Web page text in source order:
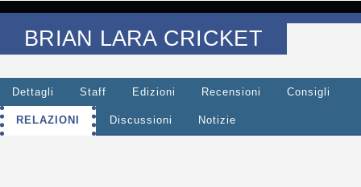
BRIAN LARA CRICKET
Dettagli Staff Edizioni Recensioni Consigli
RELAZIONI Discussioni Notizie